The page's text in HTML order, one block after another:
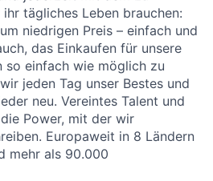
tägliches Leben brauchen:
niedrigen Preis – einfach und
das Einkaufen für unsere
so einfach wie möglich zu
jeden Tag unser Bestes und
neu. Vereintes Talent und
Power, mit der wir
Europaweit in 8 Ländern
mehr als 90.000